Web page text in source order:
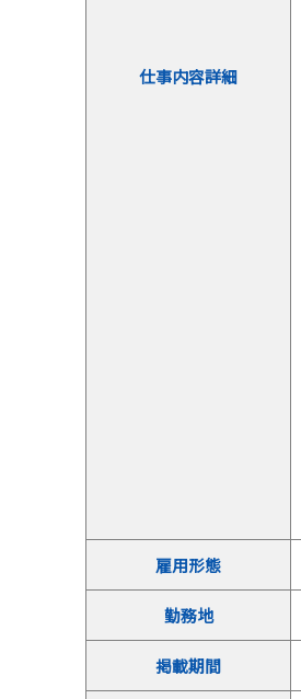
仕事内容詳細
雇用形態
勤務地
掲載期間